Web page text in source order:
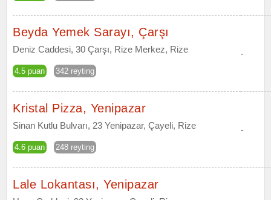
Beyda Yemek Sarayı, Çarşı
Deniz Caddesi, 30 Çarşı, Rize Merkez, Rize
4.5 puan 342 reyting
-
Kristal Pizza, Yenipazar
Sinan Kutlu Bulvarı, 23 Yenipazar, Çayeli, Rize
4.6 puan 248 reyting
-
Lale Lokantası, Yenipazar